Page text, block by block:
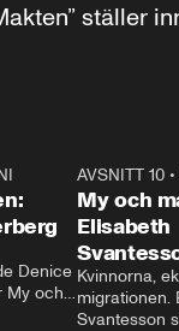
ställer
23:40
Denice
My och
AVSNITT 10
My och
Elisabeth
Kvinnorna,
migrationen.
Svantesson